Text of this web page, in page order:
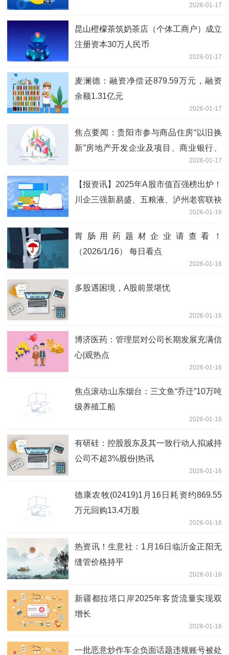
2026-01-17
昆山橙檬茶筑奶茶店（个体工商户）成立
注册资本30万人民币
2026-01-17
麦澜德：融资净偿还879.59万元，融资
余额1.31亿元
2026-01-17
焦点要闻：贵阳市参与商品住房“以旧换
新”房地产开发企业及项目、商业银行、
2026-01-17
【报资讯】2025年A股市值百强榜出炉！
川企三强新易盛、五粮液、泸州老窖联袂
2026-01-16
胃肠用药题材企业请查看！
（2026/1/16） 每日看点
2026-01-16
多股遇困境，A股前景堪忧
2026-01-16
博济医药：管理层对公司长期发展充满信
心|观热点
2026-01-16
焦点滚动:山东烟台：三文鱼“乔迁”10万吨
级养殖工船
2026-01-16
有研硅：控股股东及其一致行动人拟减持
公司不超3%股份|热讯
2026-01-16
德康农牧(02419)1月16日耗资约869.55
万元回购13.4万股
2026-01-16
热资讯！生意社：1月16日临沂金正阳无
缝管价格持平
2026-01-16
新疆都拉塔口岸2025年客货流量实现双
增长
2026-01-16
一批恶意炒作车企负面话题违规账号被处